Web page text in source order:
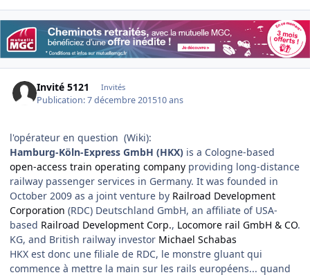
Invité 5121 Invités
Publication:7 décembre 201510 ans
l'opérateur en question (Wiki):
Hamburg-Köln-Express GmbH (HKX) is a Cologne-based
open-access train operating company providing long-distance
railway passenger services in Germany. It was founded in
October 2009 as a joint venture by Railroad Development
Corporation (RDC) Deutschland GmbH, an affiliate of USA-
based Railroad Development Corp., Locomore rail GmbH & CO.
KG, and British railway investor Michael Schabas
HKX est donc une filiale de RDC, le monstre gluant qui
commence à mettre la main sur les rails européens... quand